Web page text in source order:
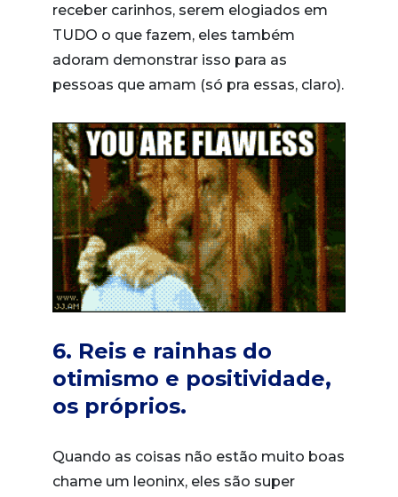
receber carinhos, serem elogiados em
TUDO o que fazem, eles também
adoram demonstrar isso para as
pessoas que amam (só pra essas, claro).
6. Reis e rainhas do
otimismo e positividade,
os próprios.
Quando as coisas não estão muito boas
chame um leoninx, eles são super